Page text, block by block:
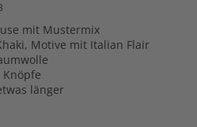
mit Mustermix
Motive mit Italian Flair
länger